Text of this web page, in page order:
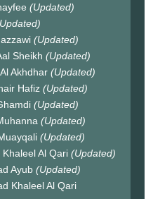
(Updated)
(Updated)
Sheikh (Updated)
Akhdhar (Updated)
Hafiz (Updated)
(Updated)
(Updated)
(Updated)
Al Qari (Updated)
Ayub (Updated)
Khaleel Al Qari